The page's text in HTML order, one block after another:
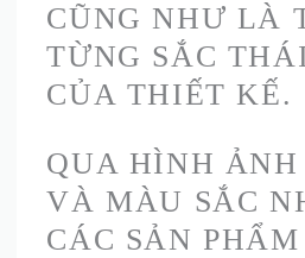
CŨNG NHƯ LÀ
TỪNG SẮC
CỦA THIẾT KẾ.
QUA HÌNH
VÀ MÀU SẮC
CÁC SẢN